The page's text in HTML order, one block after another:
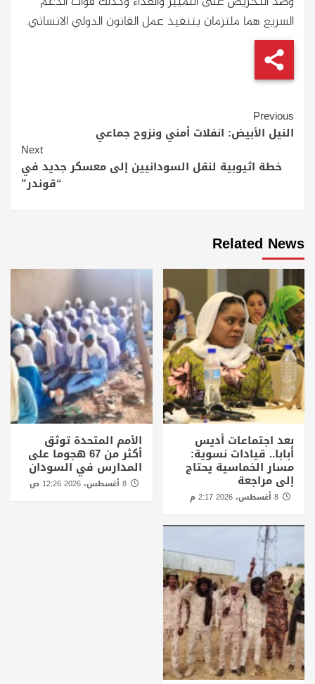
السريع هما ملتزمان بتنفيذ عمل القانون الدولي الانساني.
Continue
Reading
Previous
النيل الأبيض: انفلات أمني ونزوح جماعي
Next
خطة اثيوبية لنقل السودانيين إلى معسكر جديد في
“قوندر”
Related News
بعد اجتماعات أديس
أبابا.. قيادات نسوية:
مسار الخماسية يحتاج
إلى مراجعة
الأمم المتحدة توثق
أكثر من 67 هجوما على
المدارس في السودان
8 أغسطس، 2026 12:26 ص